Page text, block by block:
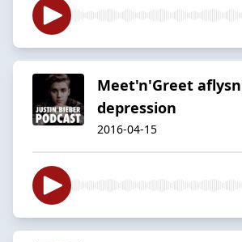
Meet'n'Greet
depression
2016-04-15